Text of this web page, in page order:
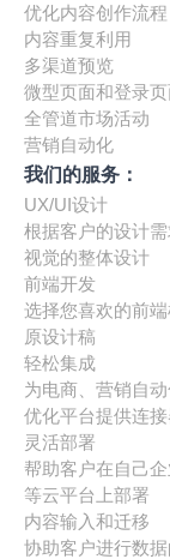
优化内容创作流程
内容重复利用
多渠道预览
微型页面和登录页
全管道市场活动
营销自动化
我们的服务：
UX/UI设计
根据客户的设计
视觉的整体设计
前端开发
选择您喜欢的前
原设计稿
轻松集成
为电商、营销自
优化平台提供连
灵活部署
帮助客户在自己
等云平台上部署
内容输入和迁移
协助客户进行数